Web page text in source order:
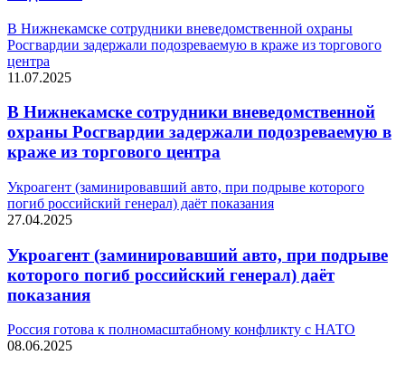
В Нижнекамске сотрудники вневедомственной охраны
Росгвардии задержали подозреваемую в краже из торгового
центра
11.07.2025
В Нижнекамске сотрудники вневедомственной
охраны Росгвардии задержали подозреваемую в
краже из торгового центра
Укроагент (заминировавший авто, при подрыве которого
погиб российский генерал) даёт показания
27.04.2025
Укроагент (заминировавший авто, при подрыве
которого погиб российский генерал) даёт
показания
Россия готова к полномасштабному конфликту с НАТО
08.06.2025